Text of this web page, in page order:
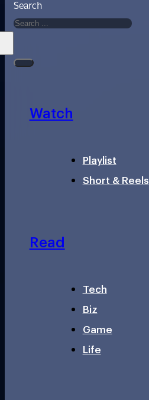
Search
Watch
Playlist
Short & Reels
Read
Tech
Biz
Game
Life